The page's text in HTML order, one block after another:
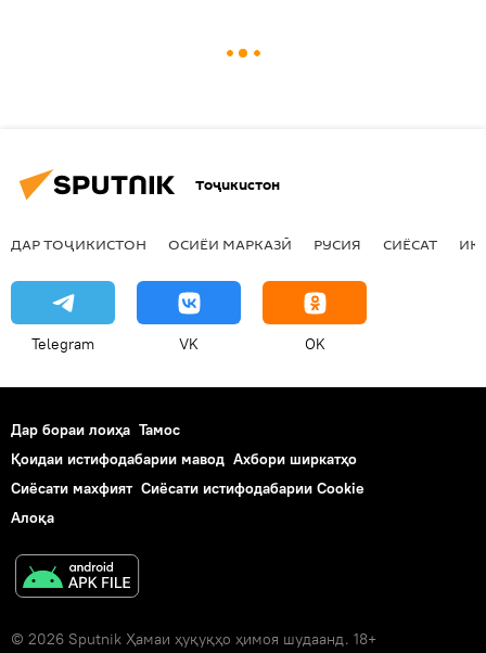
Тоҷикистон
ДАР ТОҶИКИСТОН ОСИЁИ МАРКАЗӢ РУСИЯ СИЁСАТ
Telegram VK OK
Дар бораи лоиҳа Тамос
Қоидаи истифодабарии мавод Ахбори ширкатҳо
Сиёсати махфият Сиёсати истифодабарии Cookie
Алоқа
© 2026 Sputnik Ҳамаи ҳуқуқҳо ҳимоя шудаанд. 18+